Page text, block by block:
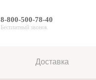
8-800-500-78-40
Бесплатный звонок
Доставка